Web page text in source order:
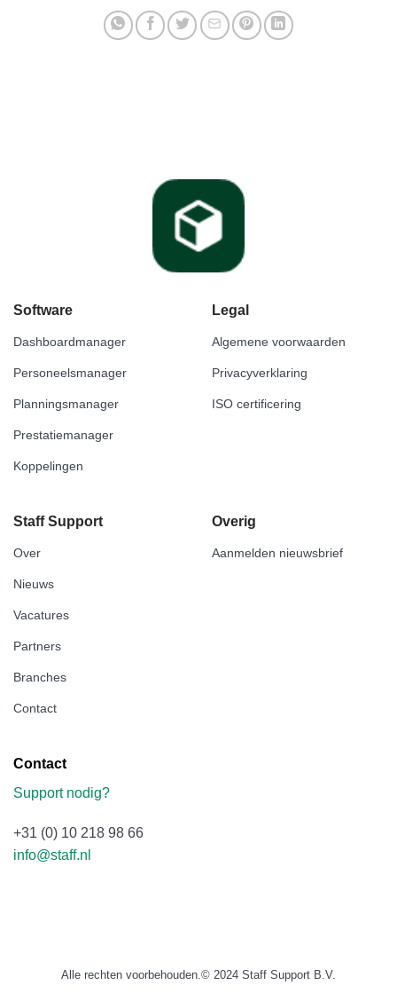
Software
Dashboardmanager
Personeelsmanager
Planningsmanager
Prestatiemanager
Koppelingen
Legal
Algemene voorwaarden
Privacyverklaring
ISO certificering
Staff Support
Over
Nieuws
Vacatures
Partners
Branches
Contact
Overig
Aanmelden nieuwsbrief
Contact
Support nodig?
+31 (0) 10 218 98 66
info@staff.nl
Alle rechten voorbehouden.© 2024 Staff Support B.V.